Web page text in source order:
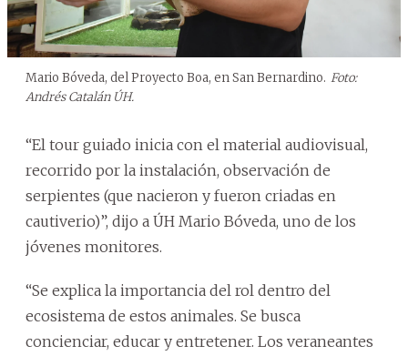
Mario Bóveda, del Proyecto Boa, en San Bernardino. Foto:
Andrés Catalán ÚH.
“El tour guiado inicia con el material audiovisual,
recorrido por la instalación, observación de
serpientes (que nacieron y fueron criadas en
cautiverio)”, dijo a ÚH Mario Bóveda, uno de los
jóvenes monitores.
“Se explica la importancia del rol dentro del
ecosistema de estos animales. Se busca
concienciar, educar y entretener. Los veraneantes